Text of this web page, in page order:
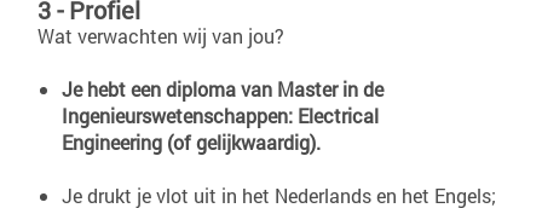
3 - Profiel
Wat verwachten wij van jou?
Je hebt een diploma van Master in de
Ingenieurswetenschappen: Electrical
Engineering (of gelijkwaardig).
Je drukt je vlot uit in het Nederlands en het Engels;